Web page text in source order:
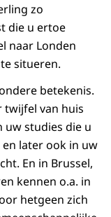
zo
die u ertoe
naar Londen
situeren.
betekenis.
twijfel van huis
uw studies die u
later ook in uw
En in Brussel,
kennen o.a. in
hetgeen zich